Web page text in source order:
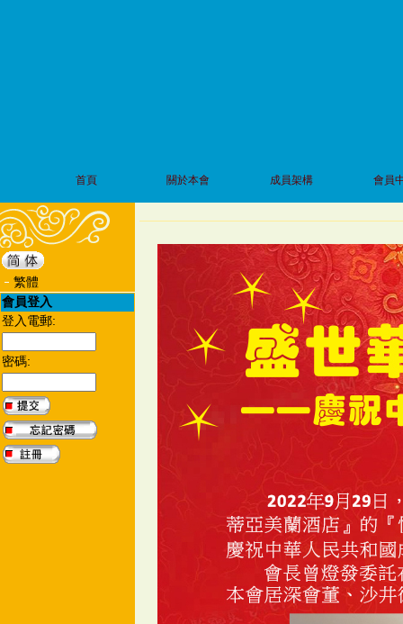
首頁 關於本會 成員架構 會員
繁體
會員登入
登入電郵:
密碼: